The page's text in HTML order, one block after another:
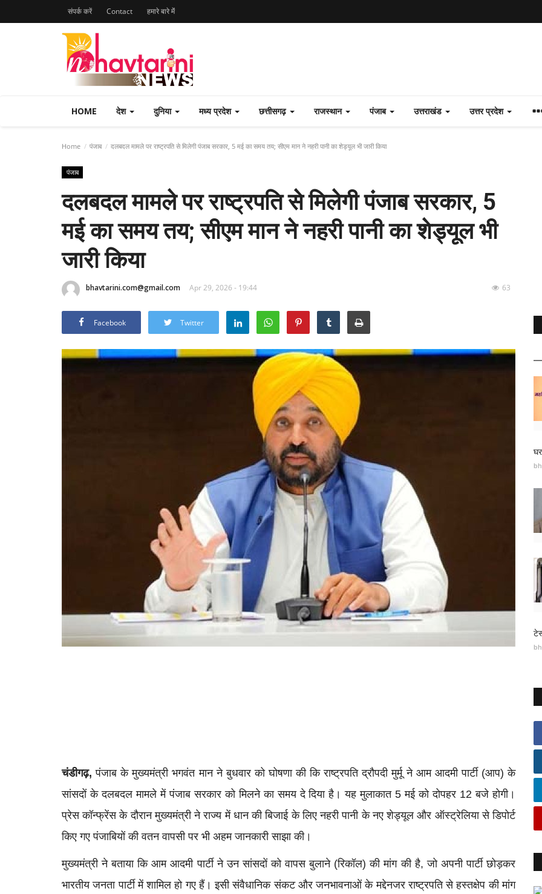
संपर्क करें Contact हमारे बारे मेंं
HOME देश दुनिया मध्य प्रदेश छत्तीसगढ़ राजस्थान पंजाब उत्तराखंड उत्तर प्रदेश
Home पंजाब दलबदल मामले पर राष्ट्रपति से मिलेगी पंजाब सरकार, 5 मई का समय तय; सीएम मान ने नहरी पानी का शेड्यूल भी जारी किया
पंजाब
दलबदल मामले पर राष्ट्रपति से मिलेगी पंजाब सरकार, 5
मई का समय तय; सीएम मान ने नहरी पानी का शेड्यूल भी
जारी किया
bhavtarini.com@gmail.com Apr 29, 2026 - 19:44 63
Facebook Twitter
चंडीगढ़,पंजाब के मुख्यमंत्री भगवंत मान ने बुधवार को घोषणा की कि राष्ट्रपति द्रौपदी मुर्मू ने आम आदमी पार्टी (आप) के
सांसदों के दलबदल मामले में पंजाब सरकार को मिलने का समय दे दिया है। यह मुलाकात 5 मई को दोपहर 12 बजे होगी।
प्रेस कॉन्फ्रेंस के दौरान मुख्यमंत्री ने राज्य में धान की बिजाई के लिए नहरी पानी के नए शेड्यूल और ऑस्ट्रेलिया से डिपोर्ट
किए गए पंजाबियों की वतन वापसी पर भी अहम जानकारी साझा की।
मुख्यमंत्री ने बताया कि आम आदमी पार्टी ने उन सांसदों को वापस बुलाने (रिकॉल) की मांग की है, जो अपनी पार्टी छोड़कर
भारतीय जनता पार्टी में शामिल हो गए हैं। इसी संवैधानिक संकट और जनभावनाओं के मद्देनजर राष्ट्रपति से हस्तक्षेप की मांग